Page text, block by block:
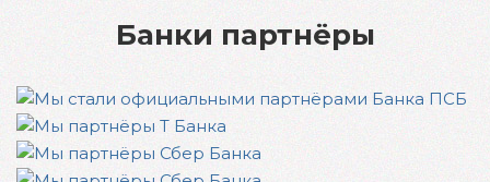
Банки партнёры